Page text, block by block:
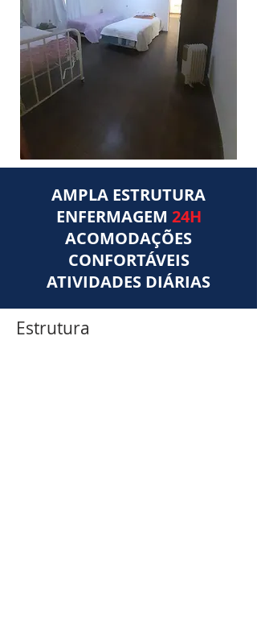
AMPLA ESTRUTURA
ENFERMAGEM 24H
ACOMODAÇÕES
CONFORTÁVEIS
ATIVIDADES DIÁRIAS
Estrutura